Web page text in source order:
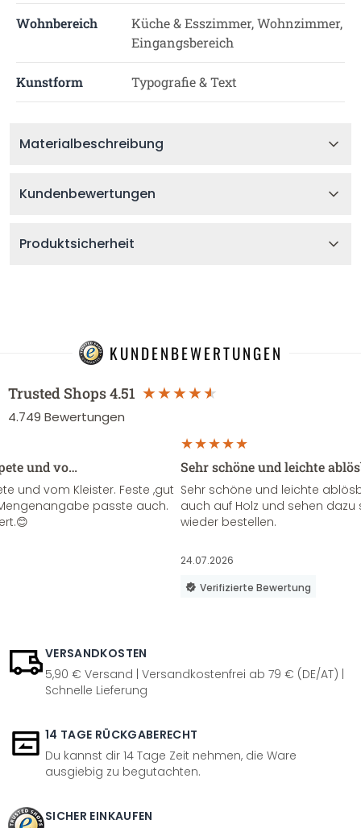
Wohnbereich
Küche & Esszimmer, Wohnzimmer,
Eingangsbereich
Kunstform Typografie & Text
Materialbeschreibung
Kundenbewertungen
Produktsicherheit
KUNDENBEWERTUNGEN
Trusted Shops4.51
4.749 Bewertungen
und vo…
und vom Kleister. Feste ,gut
passte auch.
Sehr schöne und leichte
Sehr schöne und leichte
auch auf Holz und sehen
wieder bestellen.
24.07.2026
Verifizierte Bewertung
VERSANDKOSTEN
5,90 € Versand | Versandkostenfrei ab 79 € (DE/AT) |
Schnelle Lieferung
14 TAGE RÜCKGABERECHT
Du kannst dir 14 Tage Zeit nehmen, die Ware
ausgiebig zu begutachten.
SICHER EINKAUFEN